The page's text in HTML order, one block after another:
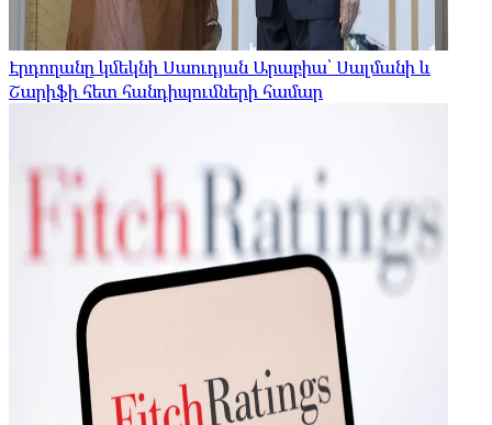
Էրդողանը կմեկնի Սաուդյան Արաբիա՝ Սալմանի և
Շարիֆի հետ հանդիպումների համար